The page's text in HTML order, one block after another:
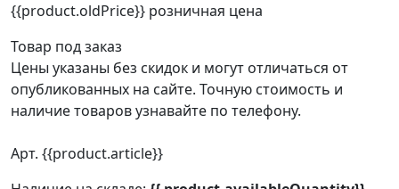
{{product.oldPrice}} розничная цена
Товар под заказ
Цены указаны без скидок и могут отличаться от
опубликованных на сайте. Точную стоимость и
наличие товаров узнавайте по телефону.
Арт. {{product.article}}